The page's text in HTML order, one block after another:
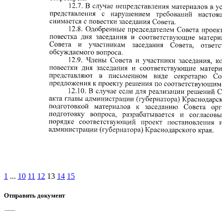
1 ... 10 11 12 13 14 15
Отправить документ